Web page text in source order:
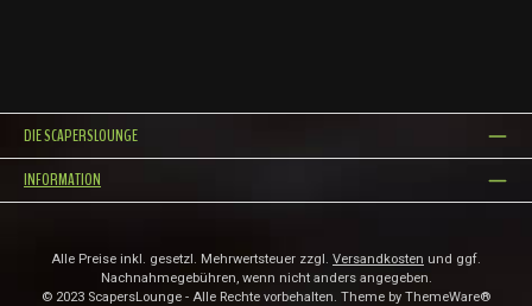
DIE SCAPERSLOUNGE
INFORMATION
Alle Preise inkl. gesetzl. Mehrwertsteuer zzgl. Versandkosten und ggf.
Nachnahmegebühren, wenn nicht anders angegeben.
© 2023 ScapersLounge - Alle Rechte vorbehalten. Theme by ThemeWare®